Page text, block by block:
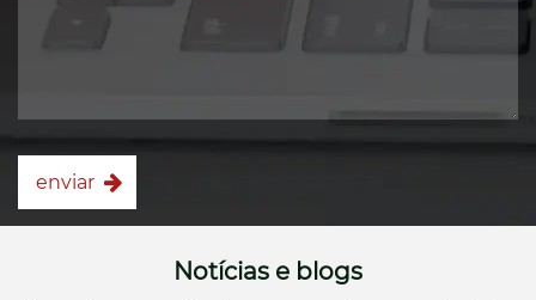
enviar
Notícias e blogs